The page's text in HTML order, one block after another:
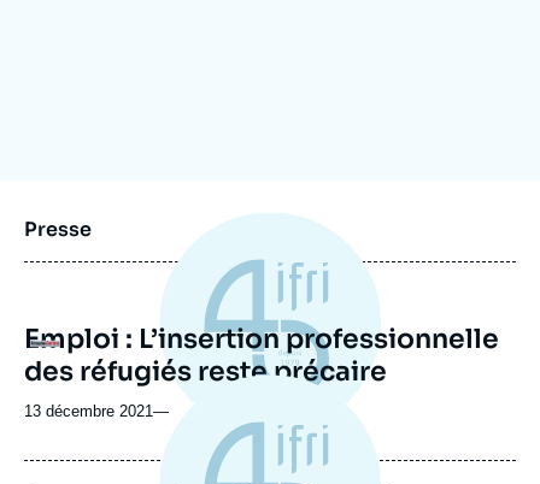
Presse
Logo
Emploi : L’insertion professionnelle
des réfugiés reste précaire
13 décembre 2021—